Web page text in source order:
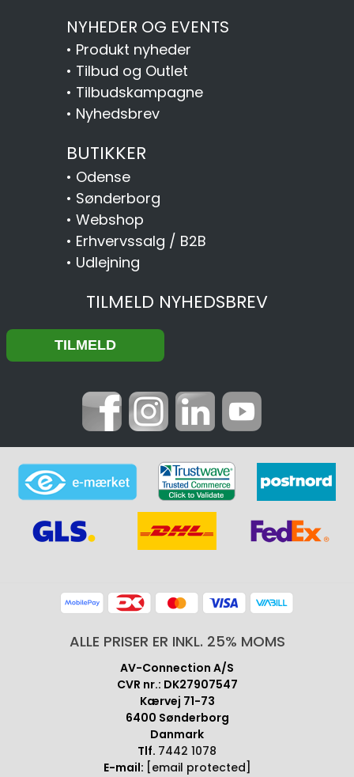
NYHEDER OG EVENTS
• Produkt nyheder
• Tilbud og Outlet
• Tilbudskampagne
• Nyhedsbrev
BUTIKKER
• Odense
• Sønderborg
• Webshop
• Erhvervssalg / B2B
• Udlejning
TILMELD NYHEDSBREV
ALLE PRISER ER INKL. 25% MOMS
AV-Connection A/S
CVR nr.: DK27907547
Kærvej 71-73
6400 Sønderborg
Danmark
Tlf. 7442 1078
E-mail: [email protected]